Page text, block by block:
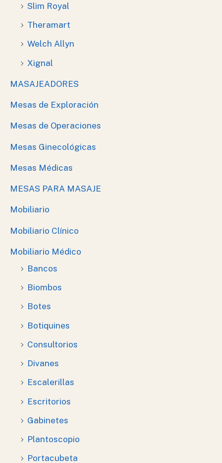
Slim Royal
Theramart
Welch Allyn
Xignal
MASAJEADORES
Mesas de Exploración
Mesas de Operaciones
Mesas Ginecológicas
Mesas Médicas
MESAS PARA MASAJE
Mobiliario
Mobiliario Clínico
Mobiliario Médico
Bancos
Biombos
Botes
Botiquines
Consultorios
Divanes
Escalerillas
Escritorios
Gabinetes
Plantoscopio
Portacubeta